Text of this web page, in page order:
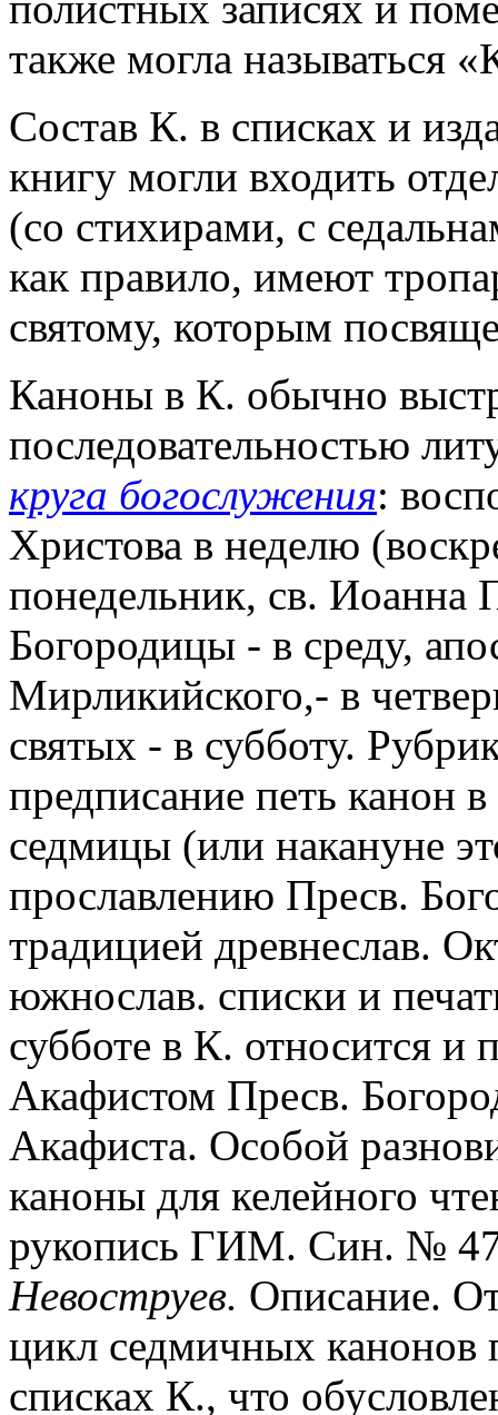
также могла называться
Состав К. в списках и
книгу могли входить
(со стихирами, с
как правило, имеют
святому, которым
Каноны в К. обычно
последовательностью
круга богослужения:
Христова в неделю
понедельник, св. Иоанна
Богородицы - в среду,
Мирликийского,- в
святых - в субботу.
предписание петь канон
седмицы (или накануне
прославлению Пресв.
традицией древнеслав.
южнослав. списки и
субботе в К. относится и
Акафистом Пресв.
Акафиста. Особой
каноны для келейного
рукопись ГИМ. Син. №
Невоструев. Описание.
цикл седмичных канонов
списках К., что